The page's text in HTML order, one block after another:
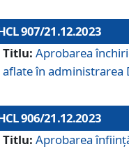
907/21.12.2023
Titlu: Aprobarea
aflate în administrarea
906/21.12.2023
Titlu: Aprobarea